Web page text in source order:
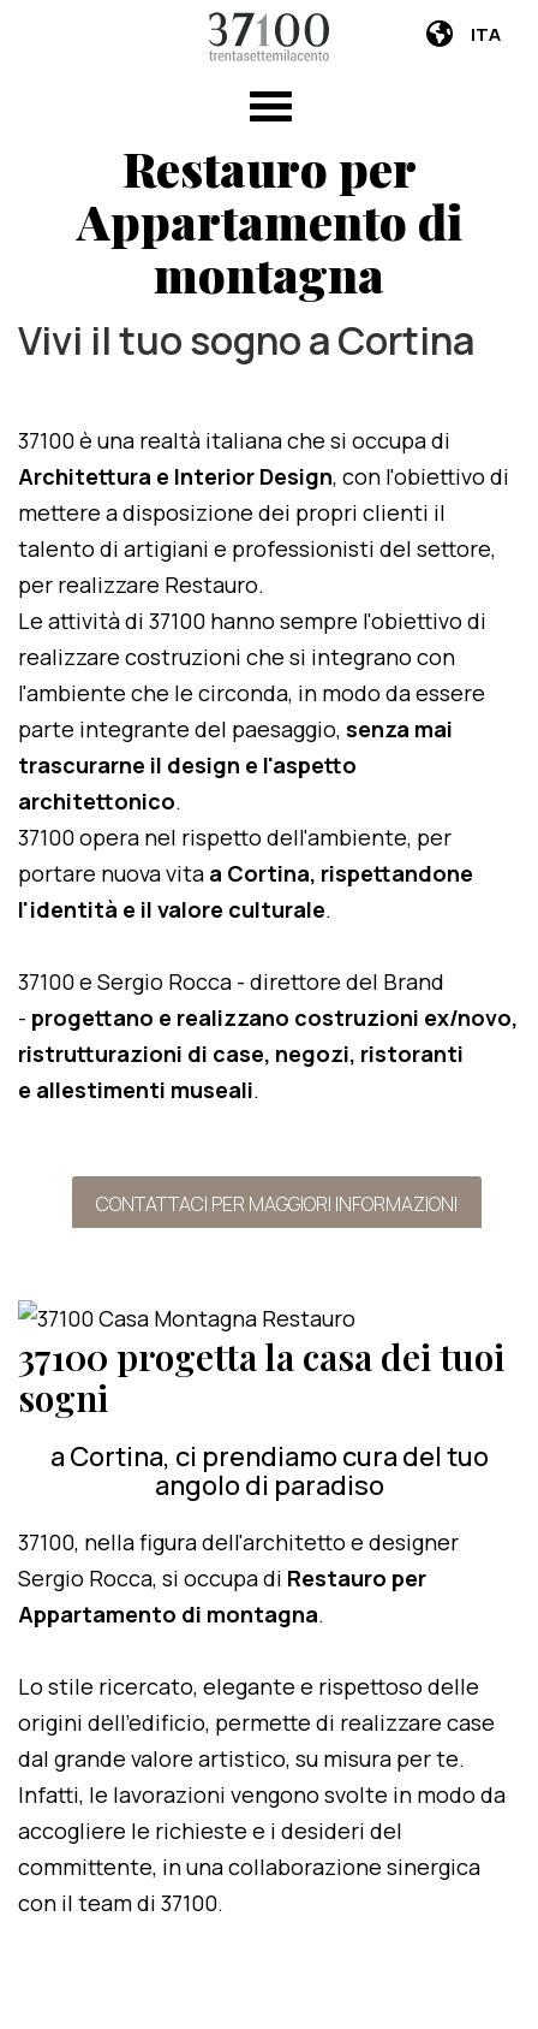
ITA
Restauro per
Appartamento di
montagna
Vivi il tuo sogno a Cortina
37100 è una realtà italiana che si occupa di
Architettura e Interior Design, con l'obiettivo di
mettere a disposizione dei propri clienti il
talento di artigiani e professionisti del settore,
per realizzare Restauro.
Le attività di 37100 hanno sempre l'obiettivo di
realizzare costruzioni che si integrano con
l'ambiente che le circonda, in modo da essere
parte integrante del paesaggio, senza mai
trascurarne il design e l'aspetto
architettonico.
37100 opera nel rispetto dell'ambiente, per
portare nuova vita a Cortina, rispettandone
l'identità e il valore culturale.
37100 e Sergio Rocca - direttore del Brand
- progettano e realizzano costruzioni ex/novo,
ristrutturazioni di case, negozi, ristoranti
e allestimenti museali.
CONTATTACI PER MAGGIORI INFORMAZIONI
37100 progetta la casa dei tuoi
sogni
a Cortina, ci prendiamo cura del tuo
angolo di paradiso
37100, nella figura dell'architetto e designer
Sergio Rocca, si occupa di Restauro per
Appartamento di montagna.
Lo stile ricercato, elegante e rispettoso delle
origini dell'edificio, permette di realizzare case
dal grande valore artistico, su misura per te.
Infatti, le lavorazioni vengono svolte in modo da
accogliere le richieste e i desideri del
committente, in una collaborazione sinergica
con il team di 37100.